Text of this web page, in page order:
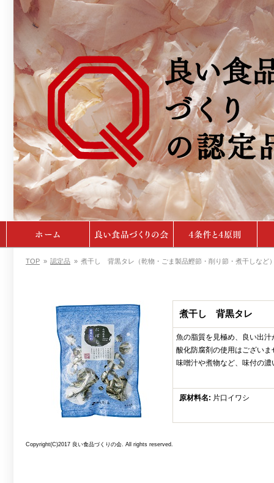
TOP » 認定品 » 煮干し 背黒タレ（乾物・ごま製品鰹節・削り節・煮干しなど
煮干し 背黒タレ
魚の脂質を見極め、良い出
酸化防腐剤の使用はござい
味噌汁や煮物など、味付の
原材料名: 片口イワシ
Copyright(C)2017 良い食品づくりの会. All rights reserved.